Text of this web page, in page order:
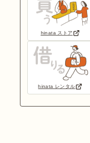
hinata ストア
hinata レンタル